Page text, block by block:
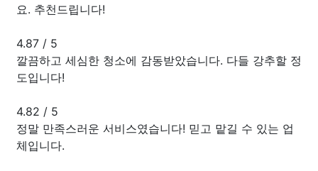
요. 추천드립니다!
4.87 / 5
깔끔하고 세심한 청소에 감동받았습니다. 다들 강추할 정
도입니다!
4.82 / 5
정말 만족스러운 서비스였습니다! 믿고 맡길 수 있는 업
체입니다.